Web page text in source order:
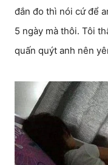
đắn đo thì nói cứ để
5 ngày mà thôi. Tôi
quấn quýt anh nên